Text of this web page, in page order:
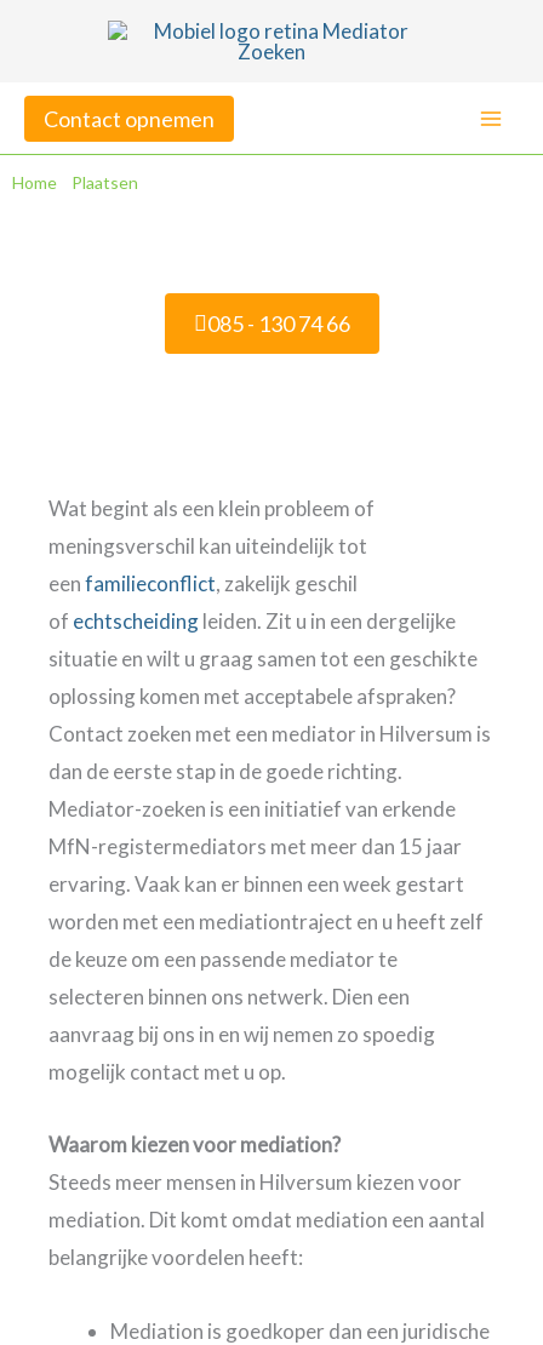
inhoudContact opnemen
Home Plaatsen
085 - 130 74 66
Wat begint als een klein probleem of
meningsverschil kan uiteindelijk tot
eenfamilieconflict, zakelijk geschil
of echtscheidingleiden. Zit u in een dergelijke
situatie en wilt u graag samen tot een geschikte
oplossing komen met acceptabele afspraken?
Contact zoeken met een mediator in Hilversum is
dan de eerste stap in de goede richting.
Mediator-zoeken is een initiatief van erkende
MfN-registermediators met meer dan 15 jaar
ervaring. Vaak kan er binnen een week gestart
worden met een mediationtraject en u heeft zelf
de keuze om een passende mediator te
selecteren binnen ons netwerk. Dien een
aanvraag bij ons in en wij nemen zo spoedig
mogelijk contact met u op.
Waarom kiezen voor mediation?
Steeds meer mensen in Hilversum kiezen voor
mediation. Dit komt omdat mediation een aantal
belangrijke voordelen heeft:
Mediation is goedkoper dan een juridische